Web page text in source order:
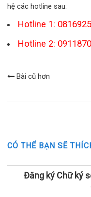
hệ các hotline sau:
Hotline 1:
Hotline 2:
Bài cũ hơn
CÓ THỂ BẠN SẼ
Đăng ký Chữ ký